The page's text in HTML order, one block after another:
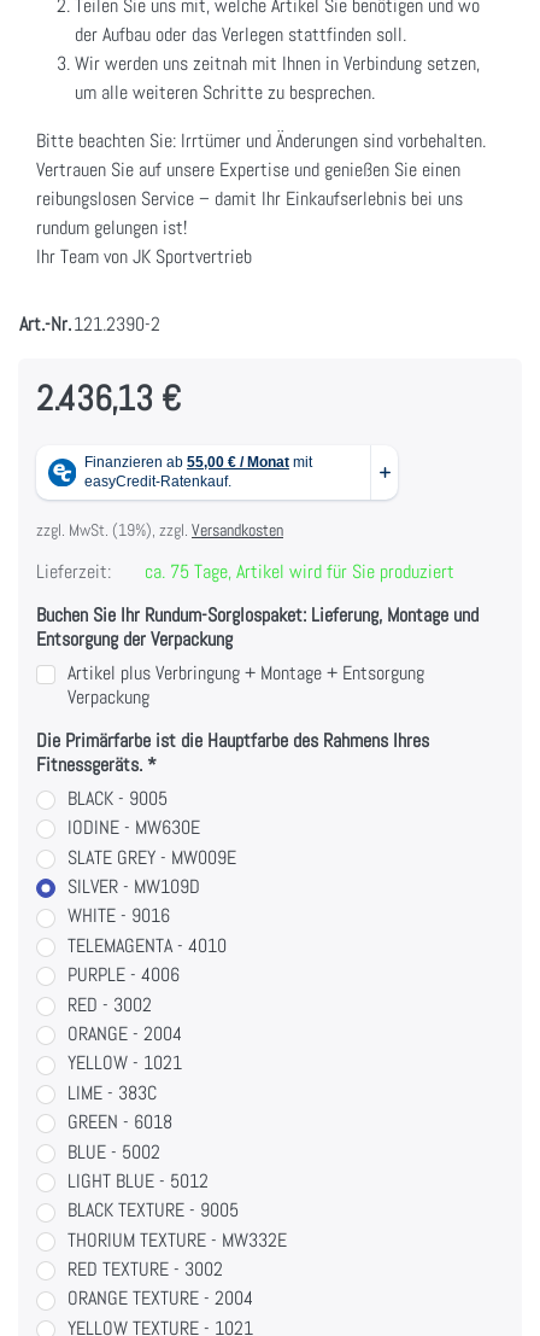
Teilen Sie uns mit, welche Artikel Sie benötigen und wo
der Aufbau oder das Verlegen stattfinden soll.
Wir werden uns zeitnah mit Ihnen in Verbindung setzen,
um alle weiteren Schritte zu besprechen.
Bitte beachten Sie: Irrtümer und Änderungen sind vorbehalten.
Vertrauen Sie auf unsere Expertise und genießen Sie einen
reibungslosen Service – damit Ihr Einkaufserlebnis bei uns
rundum gelungen ist!
Ihr Team von JK Sportvertrieb
Art.-Nr.121.2390-2
2.436,13 €
zzgl. MwSt. (19%), zzgl. Versandkosten
Lieferzeit:
ca. 75 Tage, Artikel wird für Sie produziert
Buchen Sie Ihr Rundum-Sorglospaket: Lieferung, Montage und
Entsorgung der Verpackung
Artikel plus Verbringung + Montage + Entsorgung
Verpackung
Die Primärfarbe ist die Hauptfarbe des Rahmens Ihres
Fitnessgeräts.
BLACK - 9005
IODINE - MW630E
SLATE GREY - MW009E
SILVER - MW109D
WHITE - 9016
TELEMAGENTA - 4010
PURPLE - 4006
RED - 3002
ORANGE - 2004
YELLOW - 1021
LIME - 383C
GREEN - 6018
BLUE - 5002
LIGHT BLUE - 5012
BLACK TEXTURE - 9005
THORIUM TEXTURE - MW332E
RED TEXTURE - 3002
ORANGE TEXTURE - 2004
YELLOW TEXTURE - 1021